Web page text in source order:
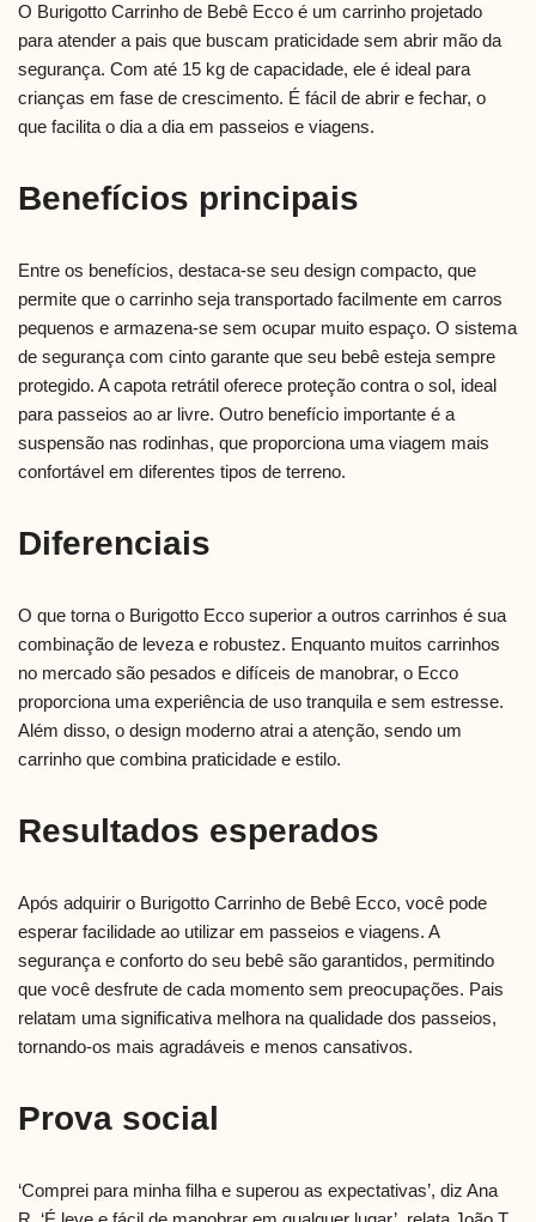
O Burigotto Carrinho de Bebê Ecco é um carrinho projetado
para atender a pais que buscam praticidade sem abrir mão da
segurança. Com até 15 kg de capacidade, ele é ideal para
crianças em fase de crescimento. É fácil de abrir e fechar, o
que facilita o dia a dia em passeios e viagens.
Benefícios principais
Entre os benefícios, destaca-se seu design compacto, que
permite que o carrinho seja transportado facilmente em carros
pequenos e armazena-se sem ocupar muito espaço. O sistema
de segurança com cinto garante que seu bebê esteja sempre
protegido. A capota retrátil oferece proteção contra o sol, ideal
para passeios ao ar livre. Outro benefício importante é a
suspensão nas rodinhas, que proporciona uma viagem mais
confortável em diferentes tipos de terreno.
Diferenciais
O que torna o Burigotto Ecco superior a outros carrinhos é sua
combinação de leveza e robustez. Enquanto muitos carrinhos
no mercado são pesados e difíceis de manobrar, o Ecco
proporciona uma experiência de uso tranquila e sem estresse.
Além disso, o design moderno atrai a atenção, sendo um
carrinho que combina praticidade e estilo.
Resultados esperados
Após adquirir o Burigotto Carrinho de Bebê Ecco, você pode
esperar facilidade ao utilizar em passeios e viagens. A
segurança e conforto do seu bebê são garantidos, permitindo
que você desfrute de cada momento sem preocupações. Pais
relatam uma significativa melhora na qualidade dos passeios,
tornando-os mais agradáveis e menos cansativos.
Prova social
‘Comprei para minha filha e superou as expectativas’, diz Ana